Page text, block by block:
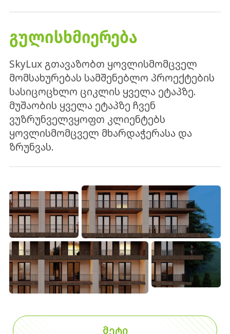
ᲒᲣᲚᲘᲡᲮᲛᲘᲔᲠᲔᲑᲐ
SkyLux გთავაზობთ ყოვლისმომცველ
მომსახურებას სამშენებლო პროექტების
სასიცოცხლო ციკლის ყველა ეტაპზე.
მუშაობის ყველა ეტაპზე ჩვენ
ვუზრუნველვყოფთ კლიენტებს
ყოვლისმომცველ მხარდაჭერასა და
ზრუნვას.
ᲛᲔᲢᲘ